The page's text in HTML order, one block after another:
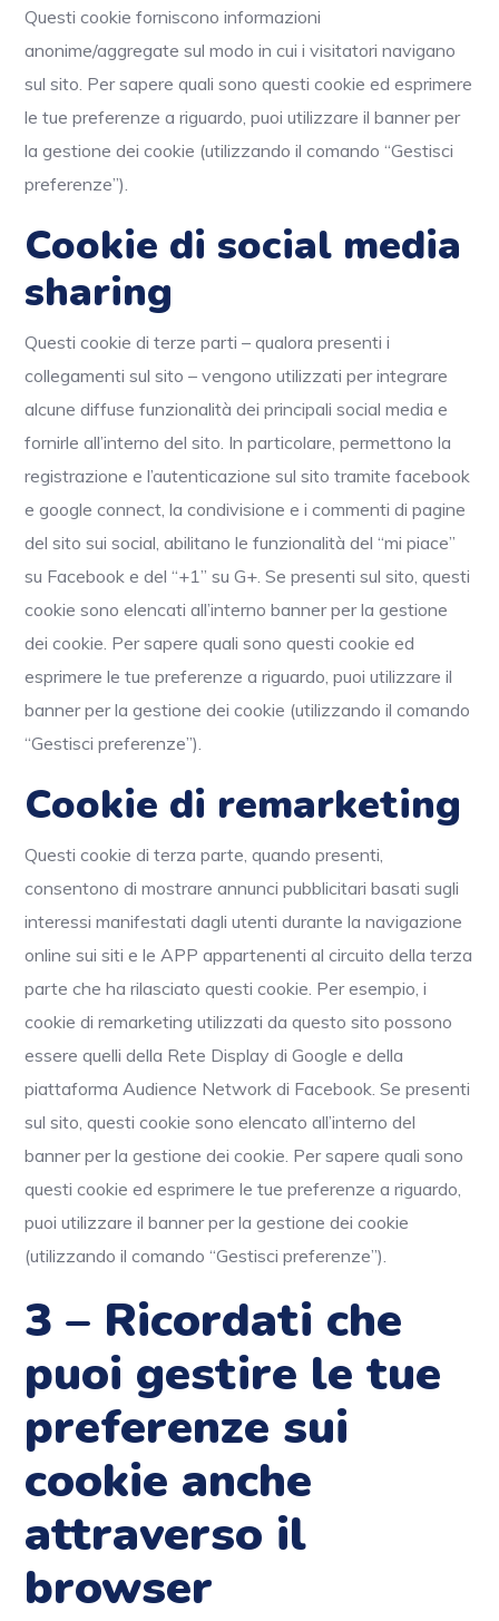
Questi cookie forniscono informazioni
anonime/aggregate sul modo in cui i visitatori navigano
sul sito. Per sapere quali sono questi cookie ed esprimere
le tue preferenze a riguardo, puoi utilizzare il banner per
la gestione dei cookie (utilizzando il comando “Gestisci
preferenze”).
Cookie di social media
sharing
Questi cookie di terze parti – qualora presenti i
collegamenti sul sito – vengono utilizzati per integrare
alcune diffuse funzionalità dei principali social media e
fornirle all’interno del sito. In particolare, permettono la
registrazione e l’autenticazione sul sito tramite facebook
e google connect, la condivisione e i commenti di pagine
del sito sui social, abilitano le funzionalità del “mi piace”
su Facebook e del “+1” su G+. Se presenti sul sito, questi
cookie sono elencati all’interno banner per la gestione
dei cookie. Per sapere quali sono questi cookie ed
esprimere le tue preferenze a riguardo, puoi utilizzare il
banner per la gestione dei cookie (utilizzando il comando
“Gestisci preferenze”).
Cookie di remarketing
Questi cookie di terza parte, quando presenti,
consentono di mostrare annunci pubblicitari basati sugli
interessi manifestati dagli utenti durante la navigazione
online sui siti e le APP appartenenti al circuito della terza
parte che ha rilasciato questi cookie. Per esempio, i
cookie di remarketing utilizzati da questo sito possono
essere quelli della Rete Display di Google e della
piattaforma Audience Network di Facebook. Se presenti
sul sito, questi cookie sono elencato all’interno del
banner per la gestione dei cookie. Per sapere quali sono
questi cookie ed esprimere le tue preferenze a riguardo,
puoi utilizzare il banner per la gestione dei cookie
(utilizzando il comando “Gestisci preferenze”).
3 – Ricordati che
puoi gestire le tue
preferenze sui
cookie anche
attraverso il
browser